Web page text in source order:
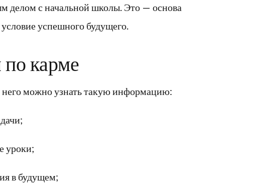
делом с начальной школы. Это — основа
успешного будущего.
карме
него можно узнать такую информацию:
уроки;
в будущем;